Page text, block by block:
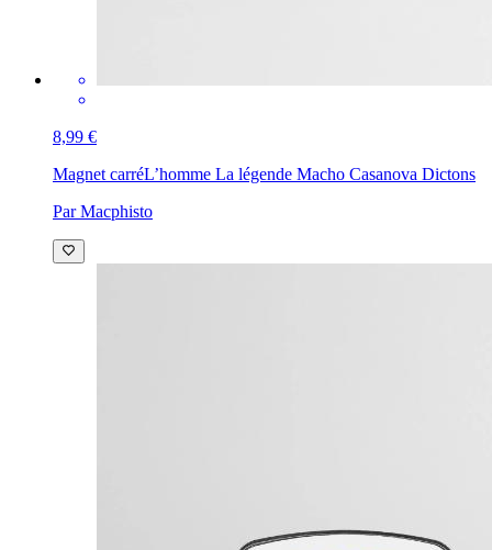
8,99 €
Magnet carréL’homme La légende Macho Casanova Dictons
Par Macphisto